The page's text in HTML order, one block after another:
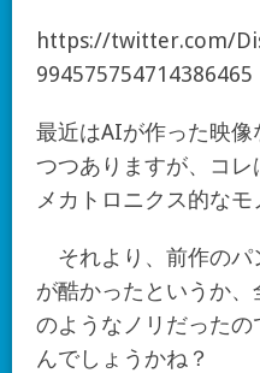
https://twitter.com/
994575754714386465
最近はAIが作った映像
つつありますが、コ
メカトロニクス的な
それより、前作のパ
が酷かったというか
のようなノリだった
んでしょうかね？